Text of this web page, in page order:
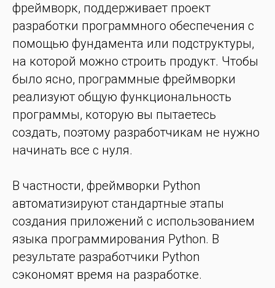
фреймворк, поддерживает проект
разработки программного обеспечения с
помощью фундамента или подструктуры,
на которой можно строить продукт. Чтобы
было ясно, программные фреймворки
реализуют общую функциональность
программы, которую вы пытаетесь
создать, поэтому разработчикам не нужно
начинать все с нуля.
В частности, фреймворки Python
автоматизируют стандартные этапы
создания приложений с использованием
языка программирования Python. В
результате разработчики Python
сэкономят время на разработке.